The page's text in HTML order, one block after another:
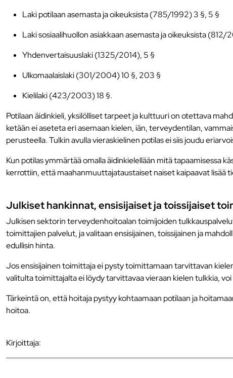
Laki potilaan asemasta ja oikeuksista (785/1992) 3 §, 5 §
Laki sosiaalihuollon asiakkaan asemasta ja oikeuksista
Yhdenvertaisuuslaki (1325/2014), 5 §
Ulkomaalaislaki (301/2004) 10 §, 203 §
Kielilaki (423/2003) 18 §.
Potilaan äidinkieli, yksilölliset tarpeet ja kulttuuri on otettava
ketään ei aseteta eri asemaan kielen, iän, terveydentilan,
perusteella. Tulkin avulla vieraskielinen potilas ei siis joudu
Kun potilas ymmärtää omalla äidinkielellään mitä tapaamisessa
kerrottiin, että maahanmuuttajataustaiset naiset kaipaavat lisää
Julkiset hankinnat, ensisijaiset ja toissijaiset
Julkisen sektorin terveydenhoitoalan toimijoiden
toimittajien palvelut, ja valitaan ensisijainen, toissijainen ja
edullisin hinta.
Jos ensisijainen toimittaja ei pysty toimittamaan tarvittavan
valitulta toimittajalta ei löydy tarvittavaa vieraan kielen tulkkia,
Tärkeintä on, että hoitaja pystyy kohtaamaan potilaan ja
hoitoa.
Kirjoittaja: